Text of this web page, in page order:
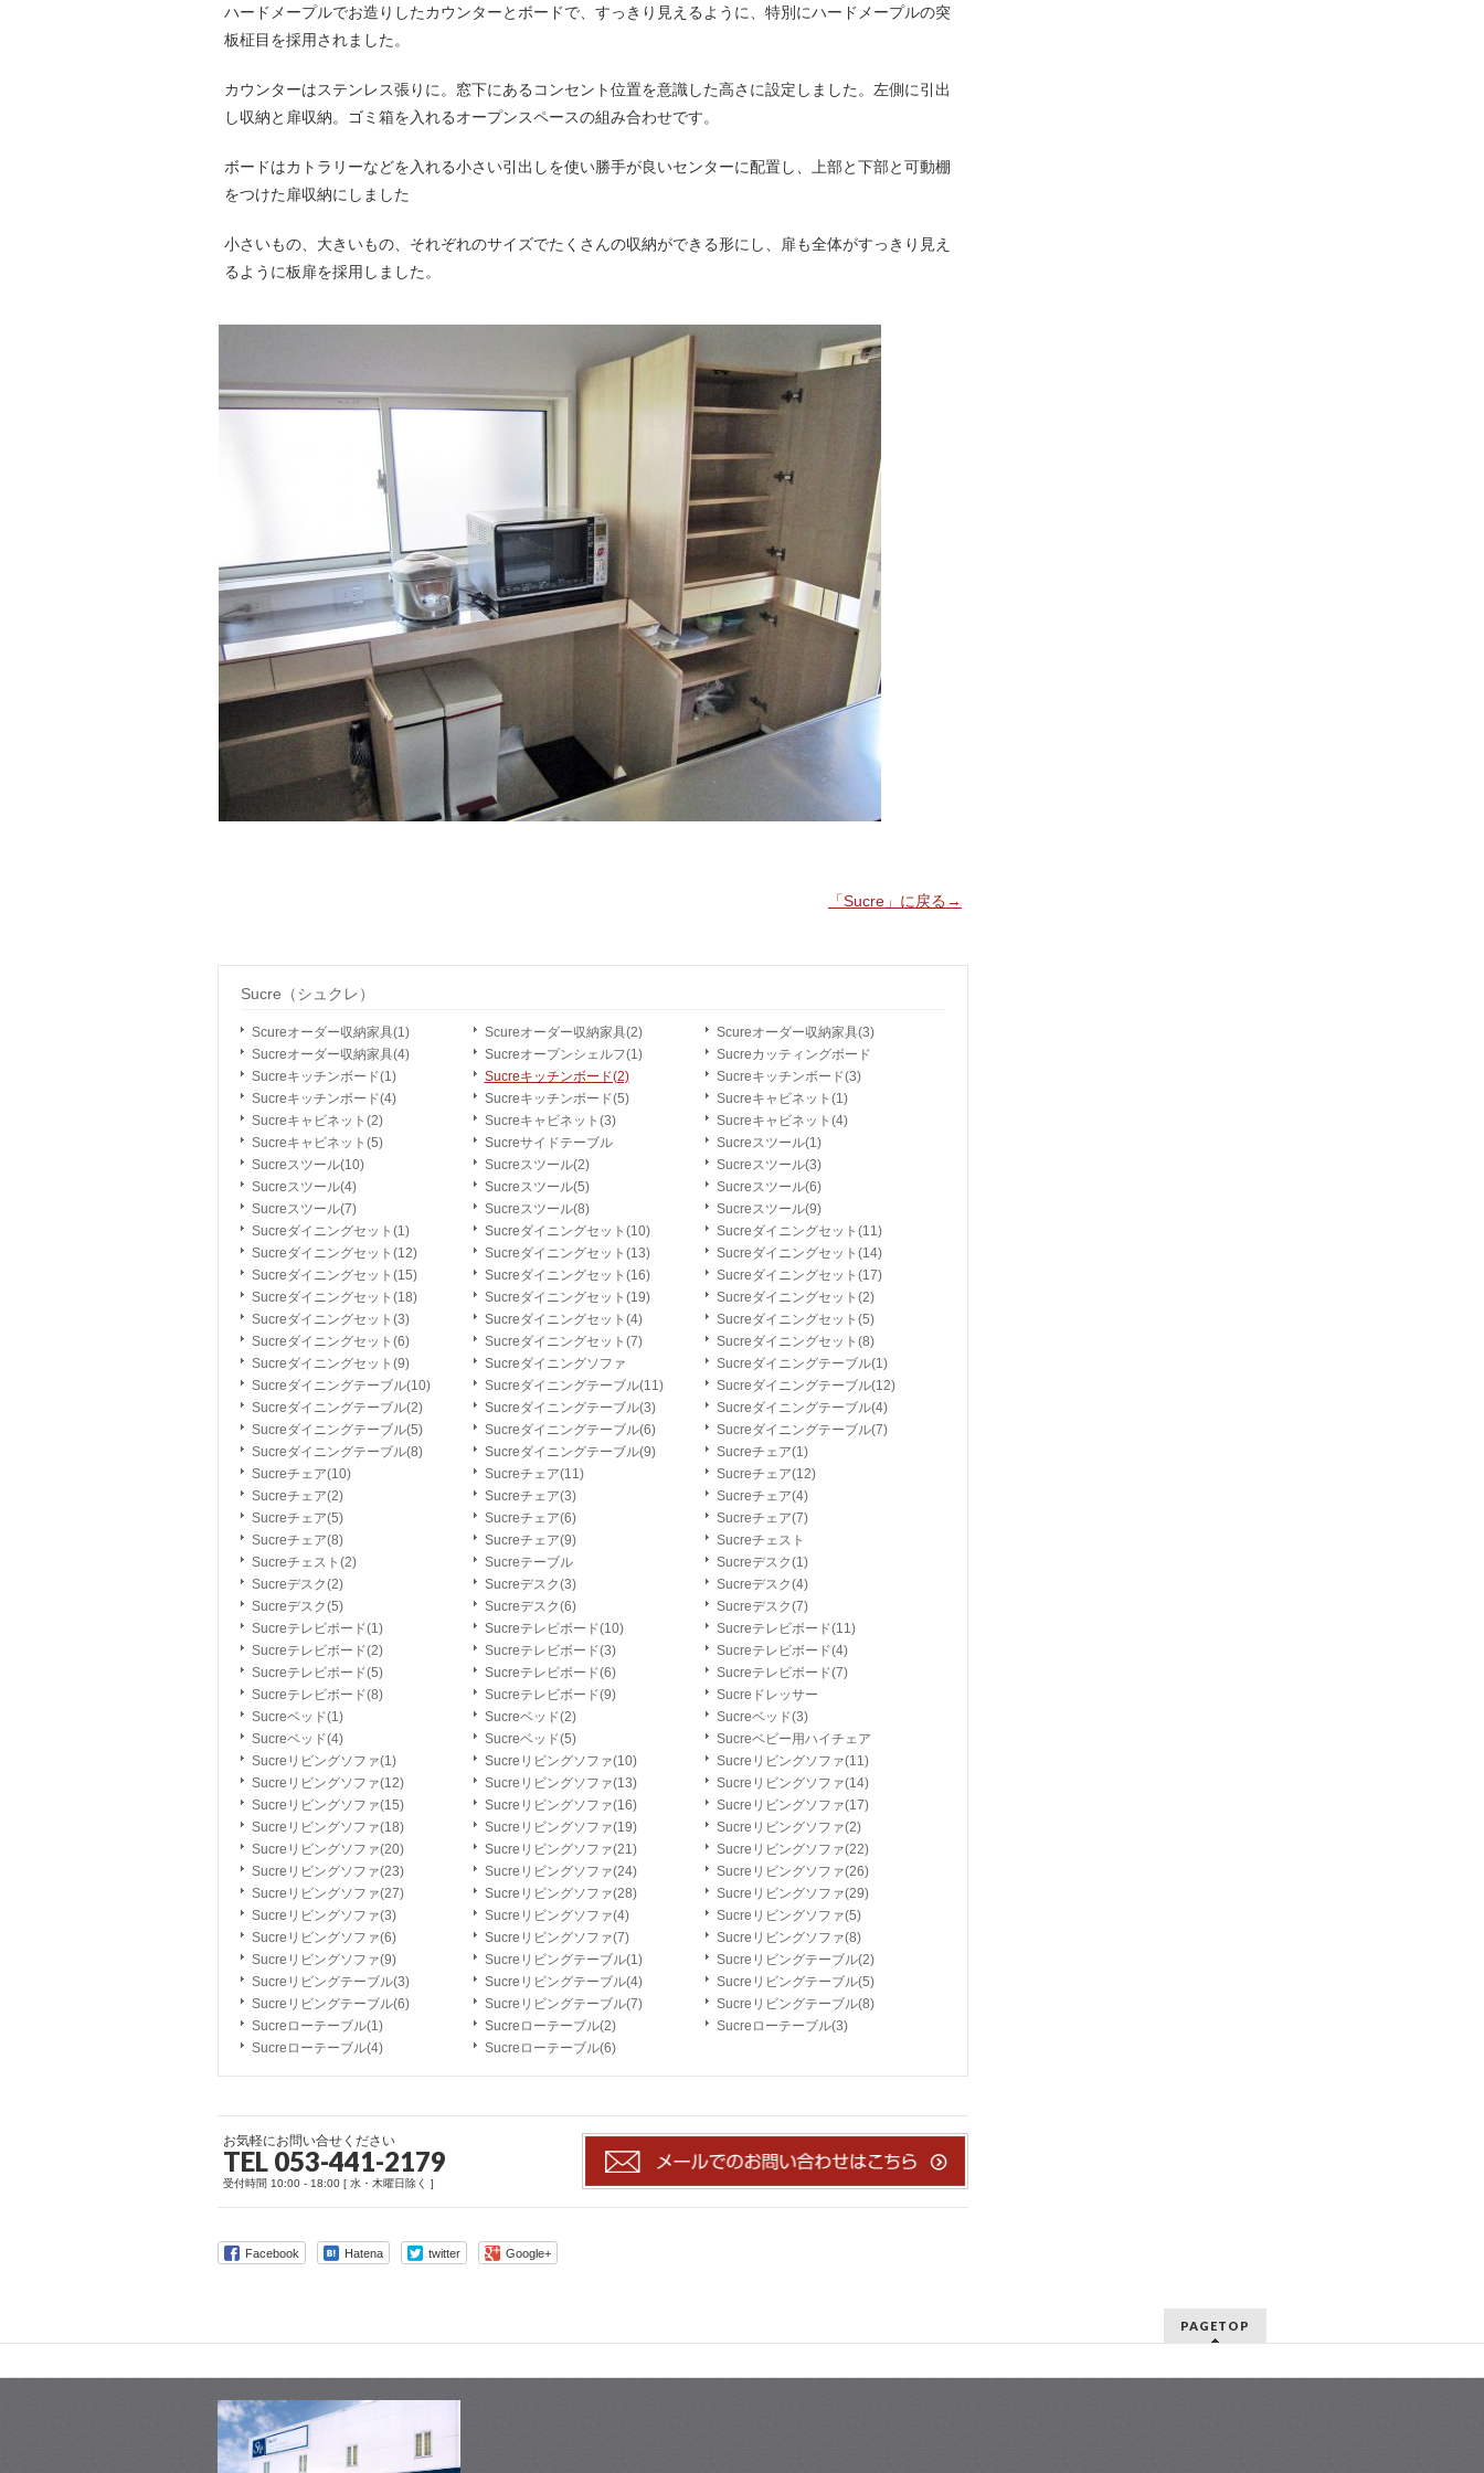
ハードメープルでお造りしたカウンターとボードで、すっきり見えるように、特別にハードメープルの突
板柾目を採用されました。
カウンターはステンレス張りに。窓下にあるコンセント位置を意識した高さに設定しました。左側に引出
し収納と扉収納。ゴミ箱を入れるオープンスペースの組み合わせです。
ボードはカトラリーなどを入れる小さい引出しを使い勝手が良いセンターに配置し、上部と下部と可動棚
をつけた扉収納にしました
小さいもの、大きいもの、それぞれのサイズでたくさんの収納ができる形にし、扉も全体がすっきり見え
るように板扉を採用しました。
「Sucre」に戻る→
Sucre（シュクレ）
Scureオーダー収納家具(1) Scureオーダー収納家具(2)
Scureオーダー収納家具(3)
Sucreオーダー収納家具(4)
Sucreオープンシェルフ(1)
Sucreカッティングボード
Sucreキッチンボード(1)
Sucreキッチンボード(2)
Sucreキッチンボード(3)
Sucreキッチンボード(4)
Sucreキッチンボード(5)
Sucreキャビネット(1)
Sucreキャビネット(2)
Sucreキャビネット(3)
Sucreキャビネット(4)
Sucreキャビネット(5)
Sucreサイドテーブル
Sucreスツール(1)
Sucreスツール(10)
Sucreスツール(2)
Sucreスツール(3)
Sucreスツール(4)
Sucreスツール(5)
Sucreスツール(6)
Sucreスツール(7)
Sucreスツール(8)
Sucreスツール(9)
Sucreダイニングセット(1)
Sucreダイニングセット(10)
Sucreダイニングセット(11)
Sucreダイニングセット(12)
Sucreダイニングセット(13)
Sucreダイニングセット(14)
Sucreダイニングセット(15)
Sucreダイニングセット(16)
Sucreダイニングセット(17)
Sucreダイニングセット(18)
Sucreダイニングセット(19)
Sucreダイニングセット(2)
Sucreダイニングセット(3)
Sucreダイニングセット(4)
Sucreダイニングセット(5)
Sucreダイニングセット(6)
Sucreダイニングセット(7)
Sucreダイニングセット(8)
Sucreダイニングセット(9)
Sucreダイニングソファ
Sucreダイニングテーブル(1)
Sucreダイニングテーブル(10)
Sucreダイニングテーブル(11)
Sucreダイニングテーブル(12)
Sucreダイニングテーブル(2)
Sucreダイニングテーブル(3)
Sucreダイニングテーブル(4)
Sucreダイニングテーブル(5)
Sucreダイニングテーブル(6)
Sucreダイニングテーブル(7)
Sucreダイニングテーブル(8)
Sucreダイニングテーブル(9)
Sucreチェア(1)
Sucreチェア(10)
Sucreチェア(11)
Sucreチェア(12)
Sucreチェア(2)
Sucreチェア(3)
Sucreチェア(4)
Sucreチェア(5)
Sucreチェア(6)
Sucreチェア(7)
Sucreチェア(8)
Sucreチェア(9)
Sucreチェスト
Sucreチェスト(2)
Sucreテーブル
Sucreデスク(1)
Sucreデスク(2)
Sucreデスク(3)
Sucreデスク(4)
Sucreデスク(5)
Sucreデスク(6)
Sucreデスク(7)
Sucreテレビボード(1)
Sucreテレビボード(10)
Sucreテレビボード(11)
Sucreテレビボード(2)
Sucreテレビボード(3)
Sucreテレビボード(4)
Sucreテレビボード(5)
Sucreテレビボード(6)
Sucreテレビボード(7)
Sucreテレビボード(8)
Sucreテレビボード(9)
Sucreドレッサー
Sucreベッド(1)
Sucreベッド(2)
Sucreベッド(3)
Sucreベッド(4)
Sucreベッド(5)
Sucreベビー用ハイチェア
Sucreリビングソファ(1)
Sucreリビングソファ(10)
Sucreリビングソファ(11)
Sucreリビングソファ(12)
Sucreリビングソファ(13)
Sucreリビングソファ(14)
Sucreリビングソファ(15)
Sucreリビングソファ(16)
Sucreリビングソファ(17)
Sucreリビングソファ(18)
Sucreリビングソファ(19)
Sucreリビングソファ(2)
Sucreリビングソファ(20)
Sucreリビングソファ(21)
Sucreリビングソファ(22)
Sucreリビングソファ(23)
Sucreリビングソファ(24)
Sucreリビングソファ(26)
Sucreリビングソファ(27)
Sucreリビングソファ(28)
Sucreリビングソファ(29)
Sucreリビングソファ(3)
Sucreリビングソファ(4)
Sucreリビングソファ(5)
Sucreリビングソファ(6)
Sucreリビングソファ(7)
Sucreリビングソファ(8)
Sucreリビングソファ(9)
Sucreリビングテーブル(1)
Sucreリビングテーブル(2)
Sucreリビングテーブル(3)
Sucreリビングテーブル(4)
Sucreリビングテーブル(5)
Sucreリビングテーブル(6)
Sucreリビングテーブル(7)
Sucreリビングテーブル(8)
Sucreローテーブル(1)
Sucreローテーブル(2)
Sucreローテーブル(3)
Sucreローテーブル(4)
Sucreローテーブル(6)
お気軽にお問い合せください
TEL 053-441-2179
受付時間 10:00 - 18:00 [ 水・木曜日除く ]
Facebook Hatena twitter Google+
PAGETOP